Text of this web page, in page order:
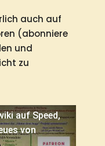
auch auf
(abonniere
und
zu
auf Speed,
von